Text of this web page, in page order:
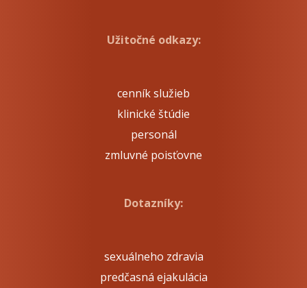
Užitočné odkazy:
cenník služieb
klinické štúdie
personál
zmluvné poisťovne
Dotazníky:
sexuálneho zdravia
predčasná ejakulácia